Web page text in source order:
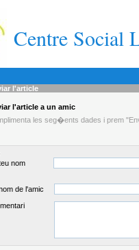
Centre Social
l'article
l'article a un amic
les seg�ents dades i prem
nom
de l'amic